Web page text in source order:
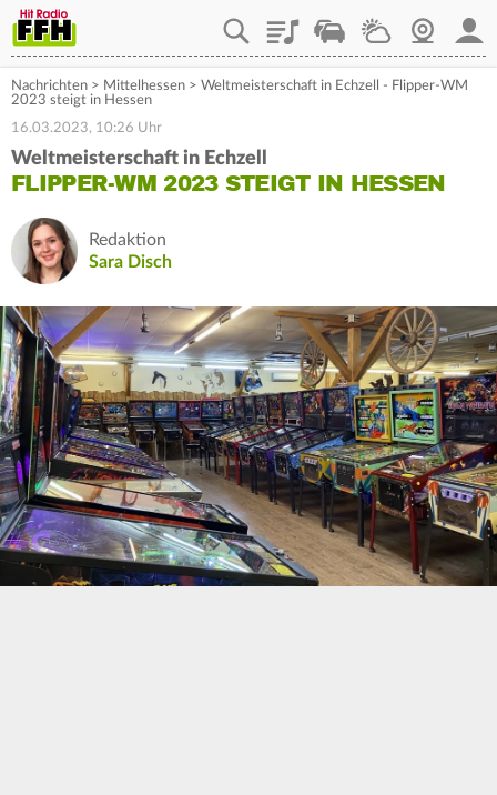
PlaylistStaupilotWetterWebcam
Nachrichten > Mittelhessen > Weltmeisterschaft in Echzell - Flipper-WM
2023 steigt in Hessen
16.03.2023, 10:26 Uhr
Weltmeisterschaft in Echzell
FLIPPER-WM 2023 STEIGT IN HESSEN
Redaktion
Sara Disch